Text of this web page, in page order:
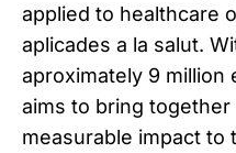
applied to healthcare
aplicades a la salut.
aproximately 9 million
aims to bring
measurable impact to